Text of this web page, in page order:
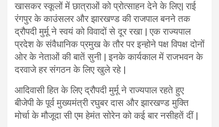
खासकर स्कूलों में छात्राओं को प्रोत्साहन देने के लिए| राई
रंगपुर के काउंसलर और झारखण्ड की राजपाल बनने तक
द्रौपदी मुर्मू ने स्वयं को विवादों से दूर रखा | एक राज्यपाल
प्रदेश के संवैधानिक प्रमुख के तौर पर इन्होने पक्ष विपक्ष दोनों
ओर के नेताओं की बातें सुनी | इनके कार्यकाल में राजभवन के
दरवाजे हर संगठन के लिए खुले रहे |
आदिवासी हित के लिए द्रौपदी मुर्मू ने राज्यपाल रहते हुए
बीजेपी के पूर्व मुख्यमंत्री रघुबर दास और झारखण्ड मुक्ति
मोर्चा के मौजूदा सी एम हेमंत सोरेन को कई बार नसीहतें दीं |